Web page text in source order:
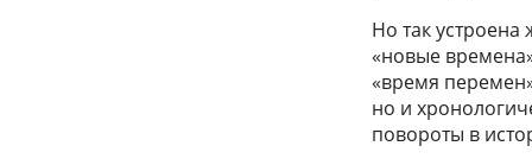
Но так
«новые
«время
но и
повороты в